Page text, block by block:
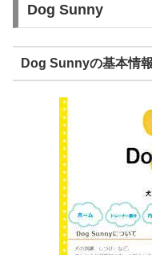
Dog Sunny
Dog Sunnyの基本情報